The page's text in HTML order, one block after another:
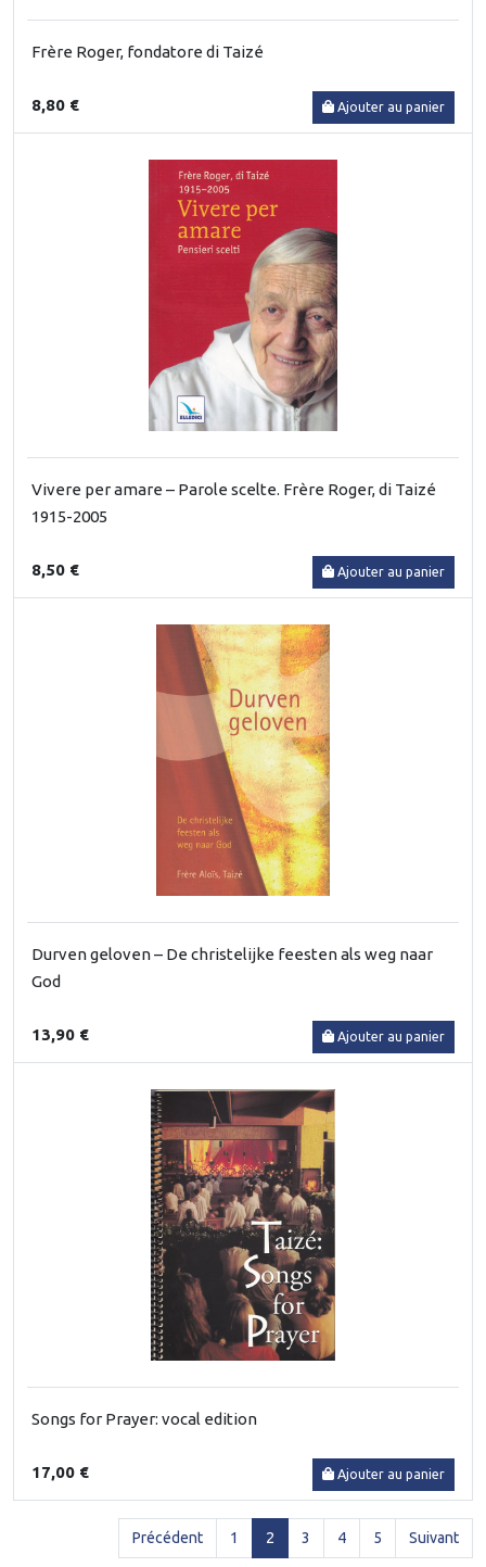
Frère Roger, fondatore di Taizé
8,80 € Ajouter au panier
Vivere per amare – Parole scelte. Frère Roger, di Taizé
1915-2005
8,50 € Ajouter au panier
Durven geloven – De christelijke feesten als weg naar
God
13,90 € Ajouter au panier
Songs for Prayer: vocal edition
17,00 € Ajouter au panier
Précédent 1 2 (current)
3 4 5 Suivant